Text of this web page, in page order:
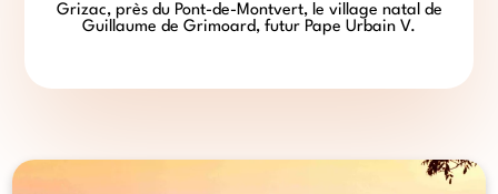
Grizac, près du Pont-de-Montvert, le village natal de
Guillaume de Grimoard, futur Pape Urbain V.